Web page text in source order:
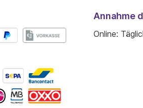
Annahme
Online: